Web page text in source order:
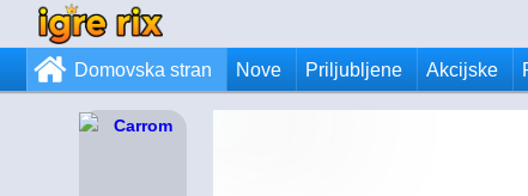
Domovska stran Nove Priljubljene Akcijske